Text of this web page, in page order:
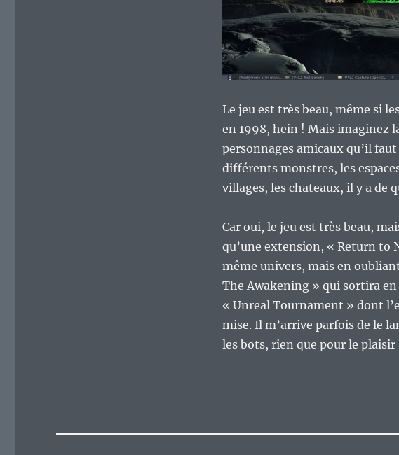
Le jeu est très beau, même si
en 1998, hein ! Mais imaginez
personnages amicaux qu’il
différents monstres, les
villages, les chateaux, il y a de
Car oui, le jeu est très beau,
qu’une extension, « Return to
même univers, mais en
The Awakening » qui sortira en
« Unreal Tournament » dont
mise. Il m’arrive parfois de le
les bots, rien que pour le plaisir